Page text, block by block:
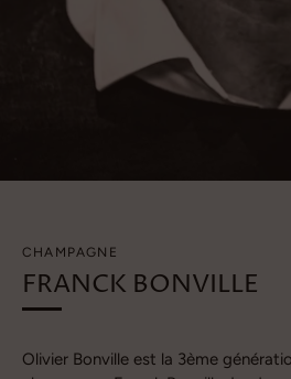
CHAMPAGNE
FRANCK BONVILLE
Olivier Bonville est la 3ème